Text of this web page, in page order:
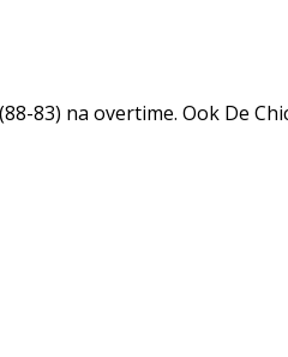
83) na overtime. Ook De